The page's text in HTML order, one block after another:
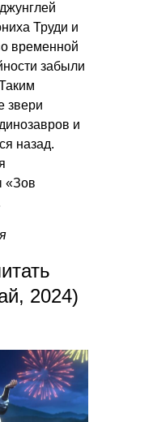
Труди и
временной
забыли
звери
и
назад.
«Зов
2024)